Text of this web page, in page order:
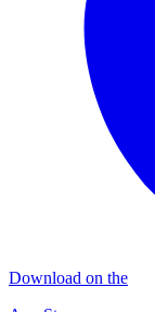
Download on the